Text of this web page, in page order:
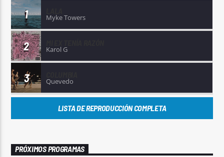
1 Myke Towers
2 Karol G
3 Quevedo
LISTA DE REPRODUCCIÓN COMPLETA
PRÓXIMOS PROGRAMAS